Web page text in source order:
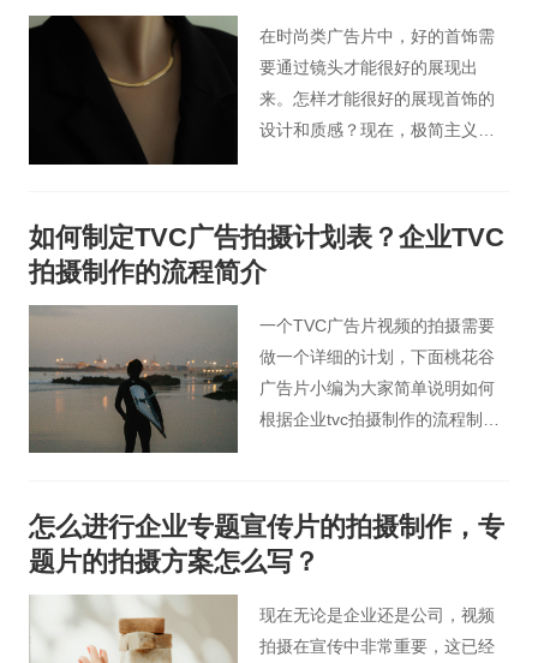
要选择有经验的公司完成？
在时尚类广告片中，好的首饰需
要通过镜头才能很好的展现出
来。怎样才能很好的展现首饰的
设计和质感？现在，极简主义很
设计思想的作品比比皆是。它最
大程度地简化了复杂的视觉干
的视觉疲劳。
如何制定TVC广告拍摄计划表？企业TVC
拍摄制作的流程简介
一个TVC广告片视频的拍摄需要
做一个详细的计划，下面桃花谷
广告片小编为大家简单说明如何
根据企业tvc拍摄制作的流程制定
怎么进行企业专题宣传片的拍摄制作，专
题片的拍摄方案怎么写？
现在无论是企业还是公司，视频
拍摄在宣传中非常重要，这已经